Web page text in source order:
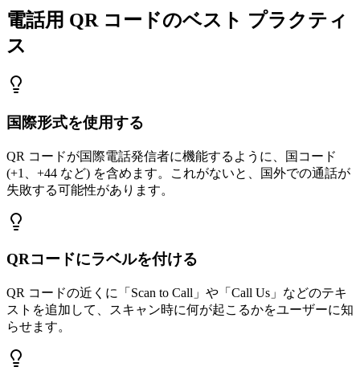
電話用 QR コードのベスト プラクティ
ス
国際形式を使用する
QR コードが国際電話発信者に機能するように、国コード
(+1、+44 など) を含めます。これがないと、国外での通話が
失敗する可能性があります。
QRコードにラベルを付ける
QR コードの近くに「Scan to Call」や「Call Us」などのテキ
ストを追加して、スキャン時に何が起こるかをユーザーに知
らせます。